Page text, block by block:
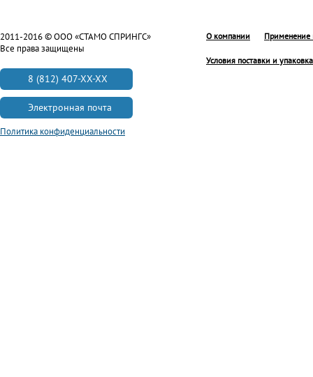
О компании Применение
Условия поставки и упаковка
2011-2016 © ООО «СТАМО СПРИНГС»
Все права защищены
8 (812) 407-XX-XX
Электронная почта
Политика конфиденциальности